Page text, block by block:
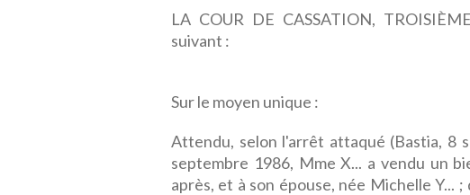
LA COUR DE CASSATION,
suivant :
Sur le moyen unique :
Attendu, selon l'arrêt attaqué (Bastia, 8
septembre 1986, Mme X... a vendu un
après, et à son épouse, née Michelle Y...